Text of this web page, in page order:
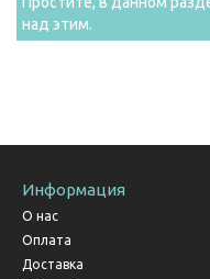
над этим.
Информация
О нас
Оплата
Доставка